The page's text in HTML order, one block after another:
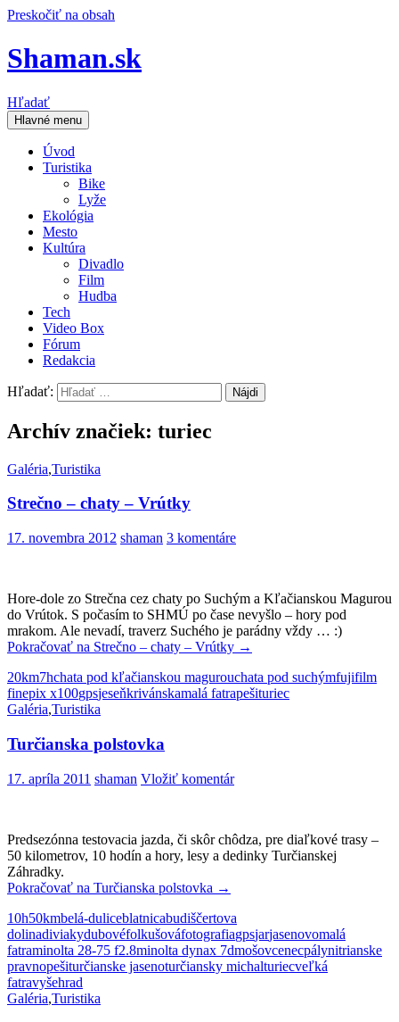
Preskočiť na obsah
Shaman.sk
Hľadať
Hlavné menu
Úvod
Turistika
Bike
Lyže
Ekológia
Mesto
Kultúra
Divadlo
Film
Hudba
Tech
Video Box
Fórum
Redakcia
Hľadať:
Archív značiek: turiec
Galéria,Turistika
Strečno – chaty – Vrútky
17. novembra 2012 shaman 3 komentáre
Hore-dole zo Strečna cez chaty po Suchým a Kľačianskou Magurou
do Vrútok. S počasím to SHMÚ po čase nevyšlo – hory pod
mrakom. Ale nevadí, traverz Suchého je parádny vždy … :)
Pokračovať na Strečno – chaty – Vrútky →
20km7hchata pod kľačianskou magurouchata pod suchýmfujifilm
finepix x100gpsjeseňkrivánskamalá fatrapešituriec
Galéria,Turistika
Turčianska polstovka
17. apríla 2011 shaman Vložiť komentár
Predsezónna testovacia jazda, či skôr chôdza, pre diaľkové trasy –
50 kilometrov, 10 hodín a hory, lesy a dedinky Turčianskej
Záhradky.
Pokračovať na Turčianska polstovka →
10h50kmbelá-duliceblatnicabudiščertova
dolinadiviakydubovéfolkušováfotografiagpsjarjasenovomalá
fatraminolta 28-75 f2.8minolta dynax 7dmošovcenecpálynitrianske
pravnopešiturčianske jasenoturčiansky michalturiecveľká
fatravyšehrad
Galéria,Turistika